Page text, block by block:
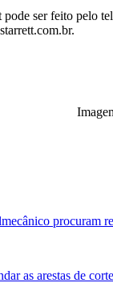
pode ser feito pelo
procuram
as arestas de corte